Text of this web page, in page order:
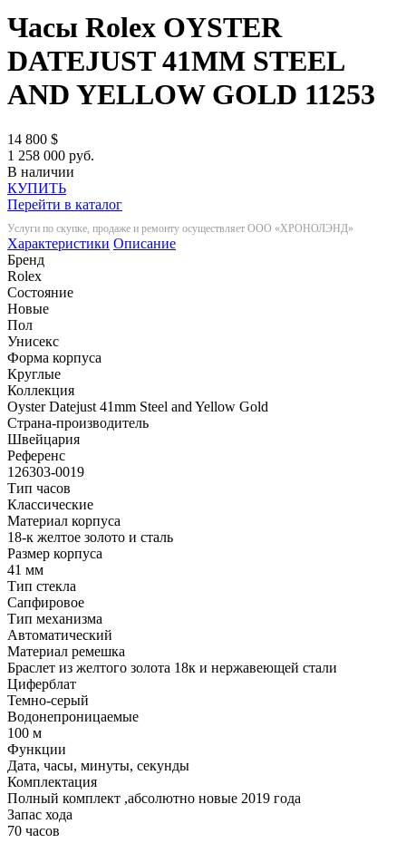
Часы Rolex OYSTER
DATEJUST 41MM STEEL
AND YELLOW GOLD 11253
14 800 $
1 258 000 руб.
В наличии
КУПИТЬ
Перейти в каталог
Услуги по скупке, продаже и ремонту осуществляет ООО «ХРОНОЛЭНД»
Характеристики Описание
Бренд
Rolex
Состояние
Новые
Пол
Унисекс
Форма корпуса
Круглые
Коллекция
Oyster Datejust 41mm Steel and Yellow Gold
Страна-производитель
Швейцария
Референс
126303-0019
Тип часов
Классические
Материал корпуса
18-к желтое золото и сталь
Размер корпуса
41 мм
Тип стекла
Сапфировое
Тип механизма
Автоматический
Материал ремешка
Браслет из желтого золота 18к и нержавеющей стали
Циферблат
Темно-серый
Водонепроницаемые
100 м
Функции
Дата, часы, минуты, секунды
Комплектация
Полный комплект ,абсолютно новые 2019 года
Запас хода
70 часов